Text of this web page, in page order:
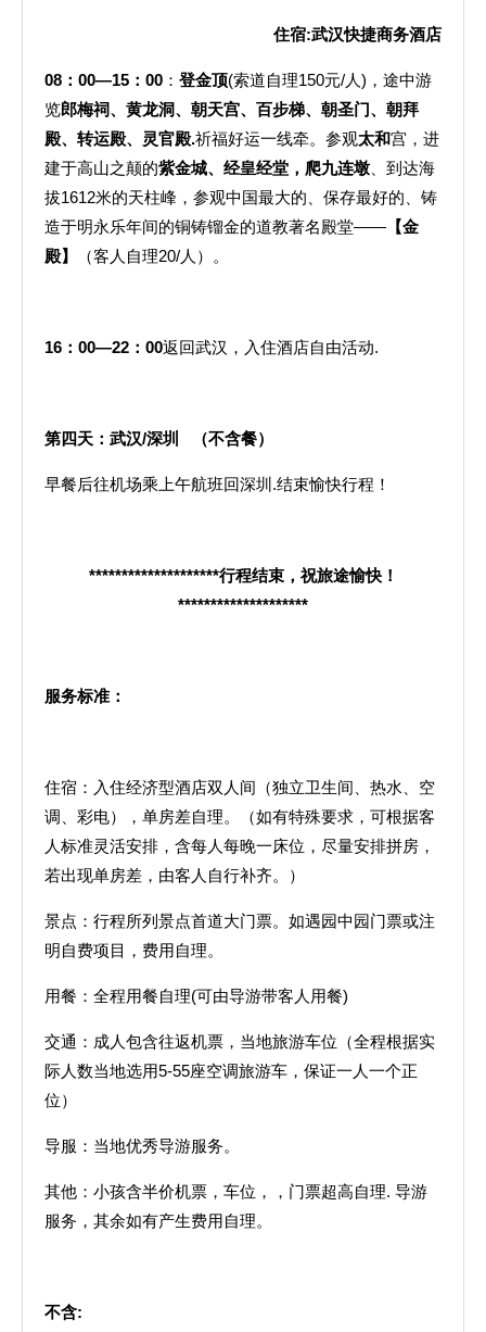
住宿:武汉快捷商务酒店
08 ： 00—15 ： 00 ： 登金顶(索道自理150元/人)，途中游
览郎梅祠、黄龙洞、朝天宫、百步梯、朝圣门、朝拜
殿、转运殿、灵官殿.祈福好运一线牵。参观太和宫，进
建于高山之颠的紫金城、经皇经堂，爬九连墩、到达海
拔1612米的天柱峰，参观中国最大的、保存最好的、铸
造于明永乐年间的铜铸镏金的道教著名殿堂—— 【金
殿】
（客人自理20/人）。
16 ： 00—22 ： 00返回武汉，入住酒店自由活动.
第四天：武汉/深圳 （不含餐）
早餐后往机场乘上午航班回深圳.结束愉快行程！
********************行程结束，祝旅途愉快！
********************
服务标准：
住宿：入住经济型酒店双人间（独立卫生间、热水、空
调、彩电），单房差自理。（如有特殊要求，可根据客
人标准灵活安排，含每人每晚一床位，尽量安排拼房，
若出现单房差，由客人自行补齐。）
景点：行程所列景点首道大门票。如遇园中园门票或注
明自费项目，费用自理。
用餐：全程用餐自理(可由导游带客人用餐)
交通：成人包含往返机票，当地旅游车位（全程根据实
际人数当地选用5-55座空调旅游车，保证一人一个正
位）
导服：当地优秀导游服务。
其他：小孩含半价机票，车位，，门票超高自理. 导游
服务，其余如有产生费用自理。
不含: